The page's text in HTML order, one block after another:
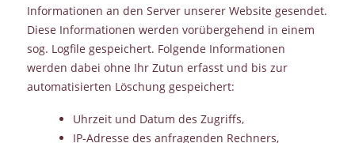
Informationen an den Server unserer Website gesendet.
Diese Informationen werden vorübergehend in einem
sog. Logfile gespeichert. Folgende Informationen
werden dabei ohne Ihr Zutun erfasst und bis zur
automatisierten Löschung gespeichert:
Uhrzeit und Datum des Zugriffs,
IP-Adresse des anfragenden Rechners,